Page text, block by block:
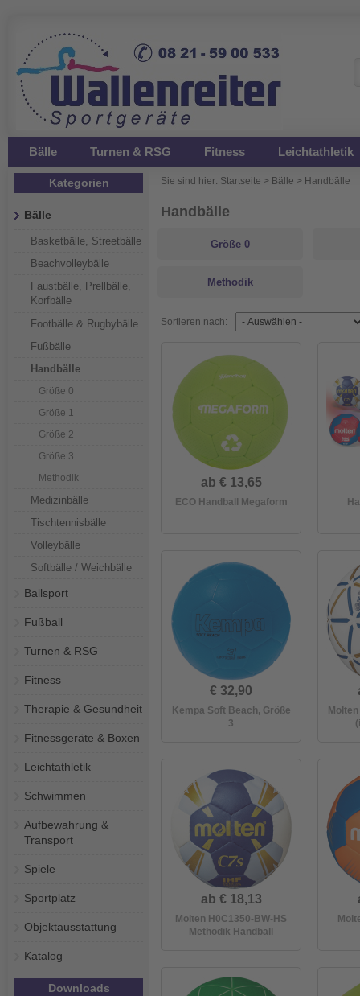
Bälle Turnen & RSG Fitness Leichtathletik
Kategorien
Bälle
Basketbälle, Streetbälle
Beachvolleybälle
Faustbälle, Prellbälle,
Korfbälle
Footbälle & Rugbybälle
Fußbälle
Handbälle
Größe 0
Größe 1
Größe 2
Größe 3
Methodik
Medizinbälle
Tischtennisbälle
Volleybälle
Softbälle / Weichbälle
Ballsport
Fußball
Turnen & RSG
Fitness
Therapie & Gesundheit
Fitnessgeräte & Boxen
Leichtathletik
Schwimmen
Aufbewahrung &
Transport
Spiele
Sportplatz
Objektausstattung
Katalog
Downloads
Sie sind hier: Startseite > Bälle > Handbälle
Handbälle
Größe 0
Methodik
Sortieren nach:
ab € 13,65
ECO Handball Megaform
€ 32,90
Kempa Soft Beach, Größe
3
ab € 18,13
Molten H0C1350-BW-HS
Methodik Handball